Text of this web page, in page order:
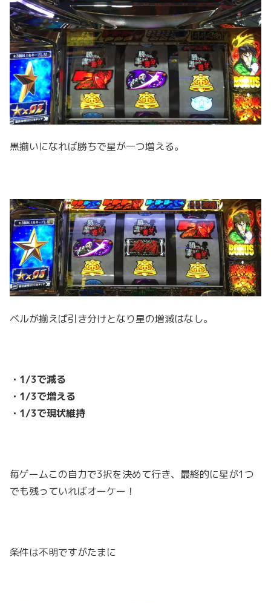
黒揃いになれば勝ちで星が一つ増える。
ベルが揃えば引き分けとなり星の増減はなし。
・1/3で減る
・1/3で増える
・1/3で現状維持
毎ゲームこの自力で3択を決めて行き、最終的に星が1つ
でも残っていればオーケー！
条件は不明ですがたまに